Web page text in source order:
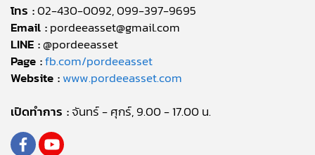
โทร :02-430-0092, 099-397-9695
Email :pordeeasset@gmail.com
LINE :@pordeeasset
Page :fb.com/pordeeasset
Website :www.pordeeasset.com
เปิดทำการ :จันทร์ - ศุกร์, 9.00 - 17.00 น.